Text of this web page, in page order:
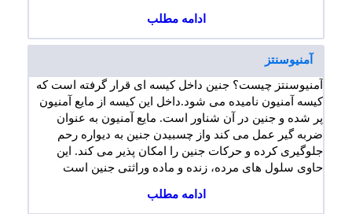
ادامه مطلب
آمنیوسنتز
آمنیوسنتز چیست؟ جنین داخل کیسه ای قرار گرفته است که
کیسه آمنیون نامیده می شود.داخل این کیسه از مایع آمنیون
پر شده و جنین در آن شناور است. مایع آمنیون به عنوان
ضربه گیر عمل می کند واز چسبیدن جنین به دیواره رحم
جلوگیری کرده و حرکات جنین را امکان پذیر می کند. این
حاوی سلول های مرده، زنده و ماده وراثتی جنین است
ادامه مطلب